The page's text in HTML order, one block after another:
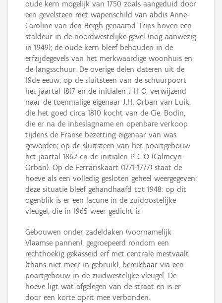
oude kern mogelijk van 1750 zoals aangeduid door
een gevelsteen met wapenschild van abdis Anne-
Caroline van den Bergh genaamd Trips boven een
staldeur in de noordwestelijke gevel (nog aanwezig
in 1949); de oude kern bleef behouden in de
erfzijdegevels van het merkwaardige woonhuis en
de langsschuur. De overige delen dateren uit de
19de eeuw; op de sluitsteen van de schuurpoort
het jaartal 1817 en de initialen J H O, verwijzend
naar de toenmalige eigenaar J.H. Orban van Luik,
die het goed circa 1810 kocht van de Cie. Bodin,
die er na de inbeslagname en openbare verkoop
tijdens de Franse bezetting eigenaar van was
geworden; op de sluitsteen van het poortgebouw
het jaartal 1862 en de initialen P C O (Calmeyn-
Orban). Op de Ferrariskaart (1771-1777) staat de
hoeve als een volledig gesloten geheel weergegeven;
deze situatie bleef gehandhaafd tot 1948: op dit
ogenblik is er een lacune in de zuidoostelijke
vleugel, die in 1965 weer gedicht is.
Gebouwen onder zadeldaken (voornamelijk
Vlaamse pannen), gegroepeerd rondom een
rechthoekig gekasseid erf met centrale mestvaalt
(thans niet meer in gebruik), bereikbaar via een
poortgebouw in de zuidwestelijke vleugel. De
hoeve ligt wat afgelegen van de straat en is er
door een korte oprit mee verbonden.